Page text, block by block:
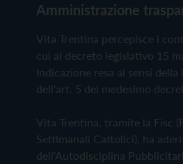
Amministrazione
Vita Trentina percepisce i
cui al decreto legislativo 15
Indicazione resa ai sensi
dell'art. 5 del medesimo
Vita Trentina, tramite la Fisc
Settimanali Cattolici), ha
dell'Autodisciplina